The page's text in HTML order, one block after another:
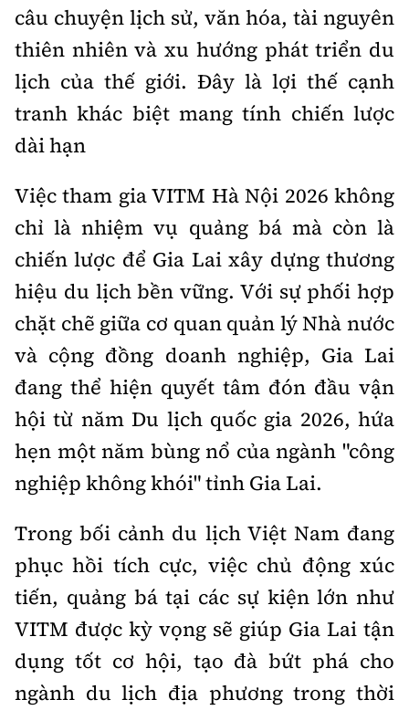
câu chuyện lịch sử, văn hóa, tài nguyên
thiên nhiên và xu hướng phát triển du
lịch của thế giới. Đây là lợi thế cạnh
tranh khác biệt mang tính chiến lược
dài hạn
Việc tham gia VITM Hà Nội 2026 không
chỉ là nhiệm vụ quảng bá mà còn là
chiến lược để Gia Lai xây dựng thương
hiệu du lịch bền vững. Với sự phối hợp
chặt chẽ giữa cơ quan quản lý Nhà nước
và cộng đồng doanh nghiệp, Gia Lai
đang thể hiện quyết tâm đón đầu vận
hội từ năm Du lịch quốc gia 2026, hứa
hẹn một năm bùng nổ của ngành "công
nghiệp không khói" tỉnh Gia Lai.
Trong bối cảnh du lịch Việt Nam đang
phục hồi tích cực, việc chủ động xúc
tiến, quảng bá tại các sự kiện lớn như
VITM được kỳ vọng sẽ giúp Gia Lai tận
dụng tốt cơ hội, tạo đà bứt phá cho
ngành du lịch địa phương trong thời